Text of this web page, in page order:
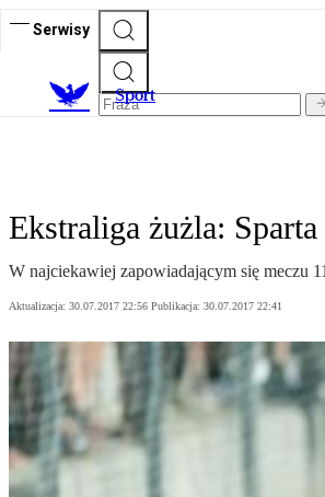
Serwisy
Sport
Ekstraliga żużla:
W najciekawiej zapowiadającym się meczu
Aktualizacja: 30.07.2017 22:56 Publikacja: 30.07.2017 22:41